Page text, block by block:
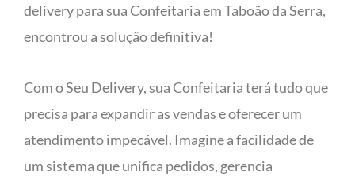
delivery para sua Confeitaria em Taboão da Serra,
encontrou a solução definitiva!
Com o Seu Delivery, sua Confeitaria terá tudo que
precisa para expandir as vendas e oferecer um
atendimento impecável. Imagine a facilidade de
um sistema que unifica pedidos, gerencia